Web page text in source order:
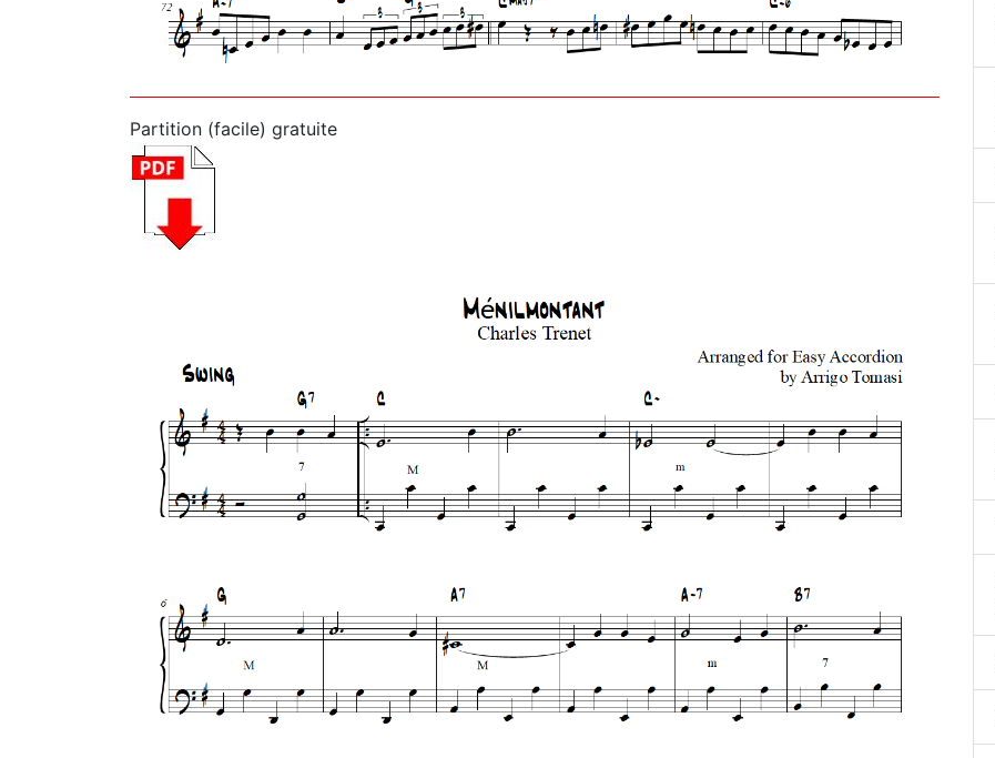
Partition (facile) gratuite